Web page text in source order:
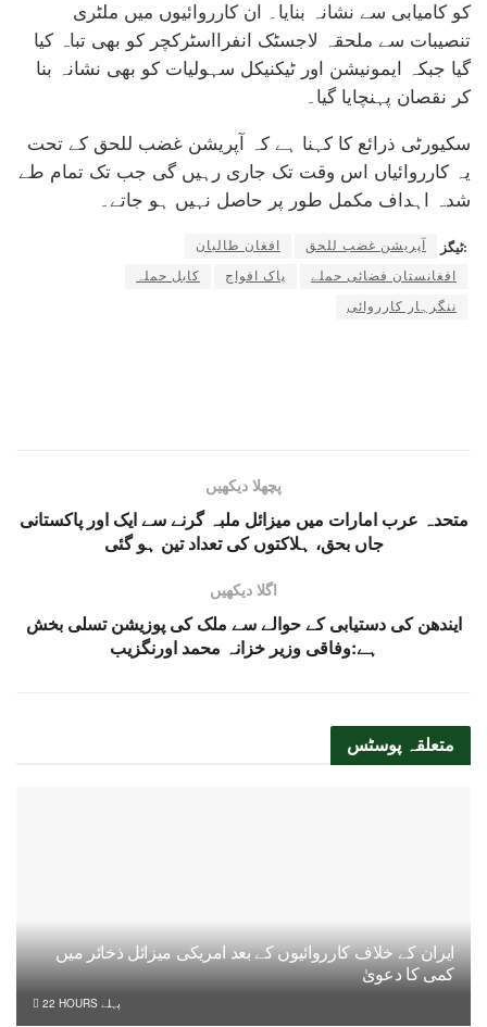
کو کامیابی سے نشانہ بنایا۔ ان کارروائیوں میں ملٹری
تنصیبات سے ملحقہ لاجسٹک انفرااسٹرکچر کو بھی تباہ کیا
گیا جبکہ ایمونیشن اور ٹیکنیکل سہولیات کو بھی نشانہ بنا
کر نقصان پہنچایا گیا۔
سکیورٹی ذرائع کا کہنا ہے کہ آپریشن غضب للحق کے تحت
یہ کارروائیاں اس وقت تک جاری رہیں گی جب تک تمام طے
شدہ اہداف مکمل طور پر حاصل نہیں ہو جاتے۔
ٹیگز: آپریشن غضب للحق
افغان طالبان
افغانستان فضائی حملے
پاک افواج
کابل حملہ
ننگرہار کارروائی
پچھلا دیکھیں
متحدہ عرب امارات میں میزائل ملبہ گرنے سے ایک اور پاکستانی
جاں بحق، ہلاکتوں کی تعداد تین ہو گئی
اگلا دیکھیں
ایندھن کی دستیابی کے حوالے سے ملک کی پوزیشن تسلی بخش
ہے:وفاقی وزیر خزانہ محمد اورنگزیب
متعلقہ پوسٹس
ایران کے خلاف کارروائیوں کے بعد امریکی میزائل ذخائر میں
کمی کا دعویٰ
22 HOURS پہلے